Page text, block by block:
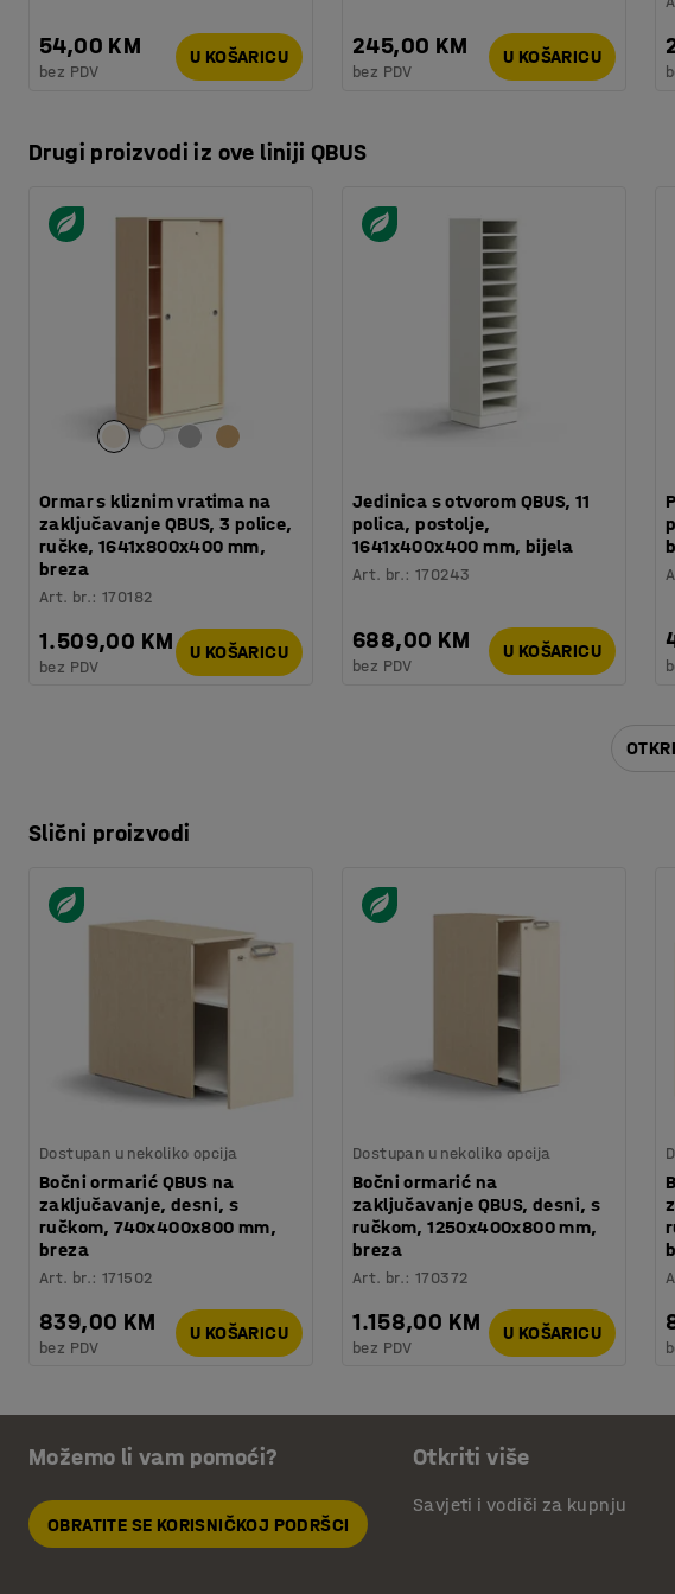
54,00 KM
bez PDV
U KOŠARICU 245,00 KM
bez PDV
U KOŠARICU
Drugi proizvodi iz ove liniji QBUS
Ormar s kliznim vratima na
zaključavanje QBUS, 3 police,
ručke, 1641x800x400 mm,
breza
Art. br.:170182
1.509,00 KM
bez PDV
U KOŠARICU
Jedinica s otvorom QBUS, 11
polica, postolje,
1641x400x400 mm, bijela
Art. br.:170243
688,00 KM
bez PDV
U KOŠARICU
Slični proizvodi
Dostupan u nekoliko opcija
Bočni ormarić QBUS na
zaključavanje, desni, s
ručkom, 740x400x800 mm,
breza
Art. br.:171502
839,00 KM
bez PDV
U KOŠARICU
Dostupan u nekoliko opcija
Bočni ormarić na
zaključavanje QBUS, desni, s
ručkom, 1250x400x800 mm,
breza
Art. br.:170372
1.158,00 KM
bez PDV
U KOŠARICU
Možemo li vam pomoći?
OBRATITE SE KORISNIČKOJ PODRŠCI
Otkriti više
Savjeti i vodiči za kupnju